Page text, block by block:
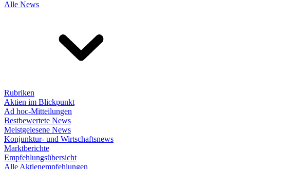
Alle News
Rubriken
Aktien im Blickpunkt
Ad hoc-Mitteilungen
Bestbewertete News
Meistgelesene News
Konjunktur- und Wirtschaftsnews
Marktberichte
Empfehlungsübersicht
Alle Aktienempfehlungen